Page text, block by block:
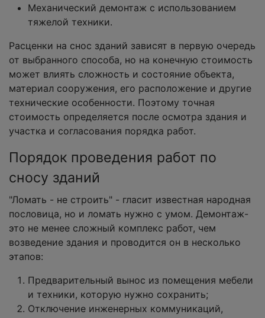
Механический демонтаж с использованием
тяжелой техники.
Расценки на снос зданий зависят в первую очередь
от выбранного способа, но на конечную стоимость
может влиять сложность и состояние объекта,
материал сооружения, его расположение и другие
технические особенности. Поэтому точная
стоимость определяется после осмотра здания и
участка и согласования порядка работ.
Порядок проведения работ по
сносу зданий
"Ломать - не строить" - гласит известная народная
пословица, но и ломать нужно с умом. Демонтаж-
это не менее сложный комплекс работ, чем
возведение здания и проводится он в несколько
этапов:
Предварительный вынос из помещения мебели
и техники, которую нужно сохранить;
Отключение инженерных коммуникаций,